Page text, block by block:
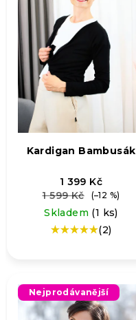
Kardigan Bambusák
1 399 Kč
1 599 Kč
(–12 %)
Skladem (1 ks)
Průměrné
5,0
z
(2)
Nejprodávanější